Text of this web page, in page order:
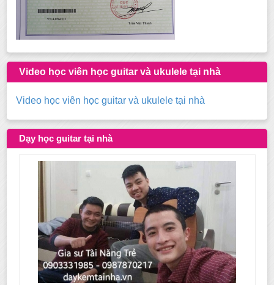
Video học viên học guitar và ukulele tại nhà
Video học viên học guitar và ukulele tại nhà
Dạy học guitar tại nhà